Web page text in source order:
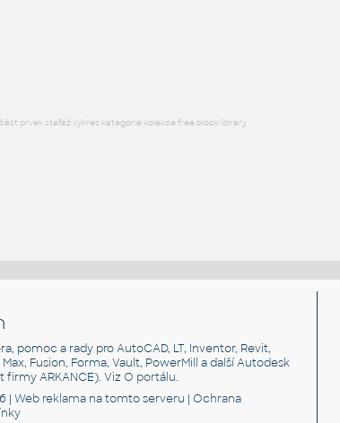
prvek stafáž výkres kategorie kolekce free block library
pomoc a rady pro AutoCAD, LT, Inventor, Revit,
Max, Fusion, Forma, Vault, PowerMill a další Autodesk
firmy ARKANCE). VizO portálu.
|Web reklama na tomto serveru |Ochrana